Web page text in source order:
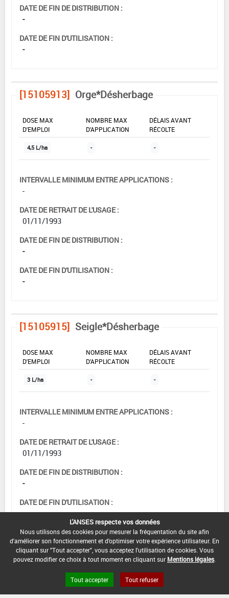
DATE DE FIN DE DISTRIBUTION :
-
DATE DE FIN D'UTILISATION :
-
[15105913] Orge*Désherbage
DOSE MAX
D'EMPLOI
NOMBRE MAX
D'APPLICATION
DÉLAIS AVANT
RÉCOLTE
4,5 L/ha - -
INTERVALLE MINIMUM ENTRE APPLICATIONS :
-
DATE DE RETRAIT DE L'USAGE :
01/11/1993
DATE DE FIN DE DISTRIBUTION :
-
DATE DE FIN D'UTILISATION :
-
[15105915] Seigle*Désherbage
DOSE MAX
D'EMPLOI
NOMBRE MAX
D'APPLICATION
DÉLAIS AVANT
RÉCOLTE
3 L/ha - -
INTERVALLE MINIMUM ENTRE APPLICATIONS :
-
DATE DE RETRAIT DE L'USAGE :
01/11/1993
DATE DE FIN DE DISTRIBUTION :
-
DATE DE FIN D'UTILISATION :
-
[15105915] Seigle*Désherbage
D'EMPLOI
NOMBRE MAX
D'APPLICATION
DÉLAIS AVANT
RÉCOLTE
L'ANSES respecte vos données
Nous utilisons des cookies pour mesurer la fréquentation du site afin
d'améliorer son fonctionnement et d'optimiser votre expérience utilisateur. En
cliquant sur "Tout accepter", vous acceptez l'utilisation de cookies. Vous
pouvez modifier ce choix à tout moment en cliquant sur Mentions légales
Tout accepter Tout refuser